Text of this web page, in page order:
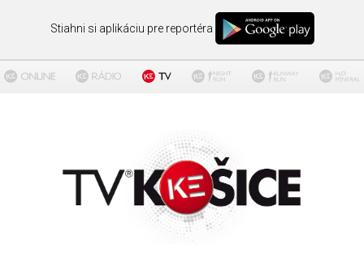
Stiahni si aplikáciu pre reportéra